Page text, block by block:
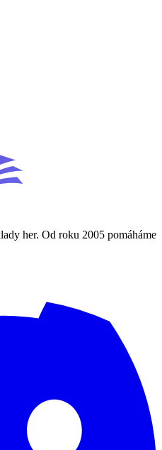
her. Od roku 2005 pomáháme